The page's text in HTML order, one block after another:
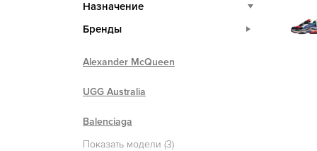
Назначение
Бренды
Alexander McQueen
UGG Australia
Balenciaga
Показать модели (3)